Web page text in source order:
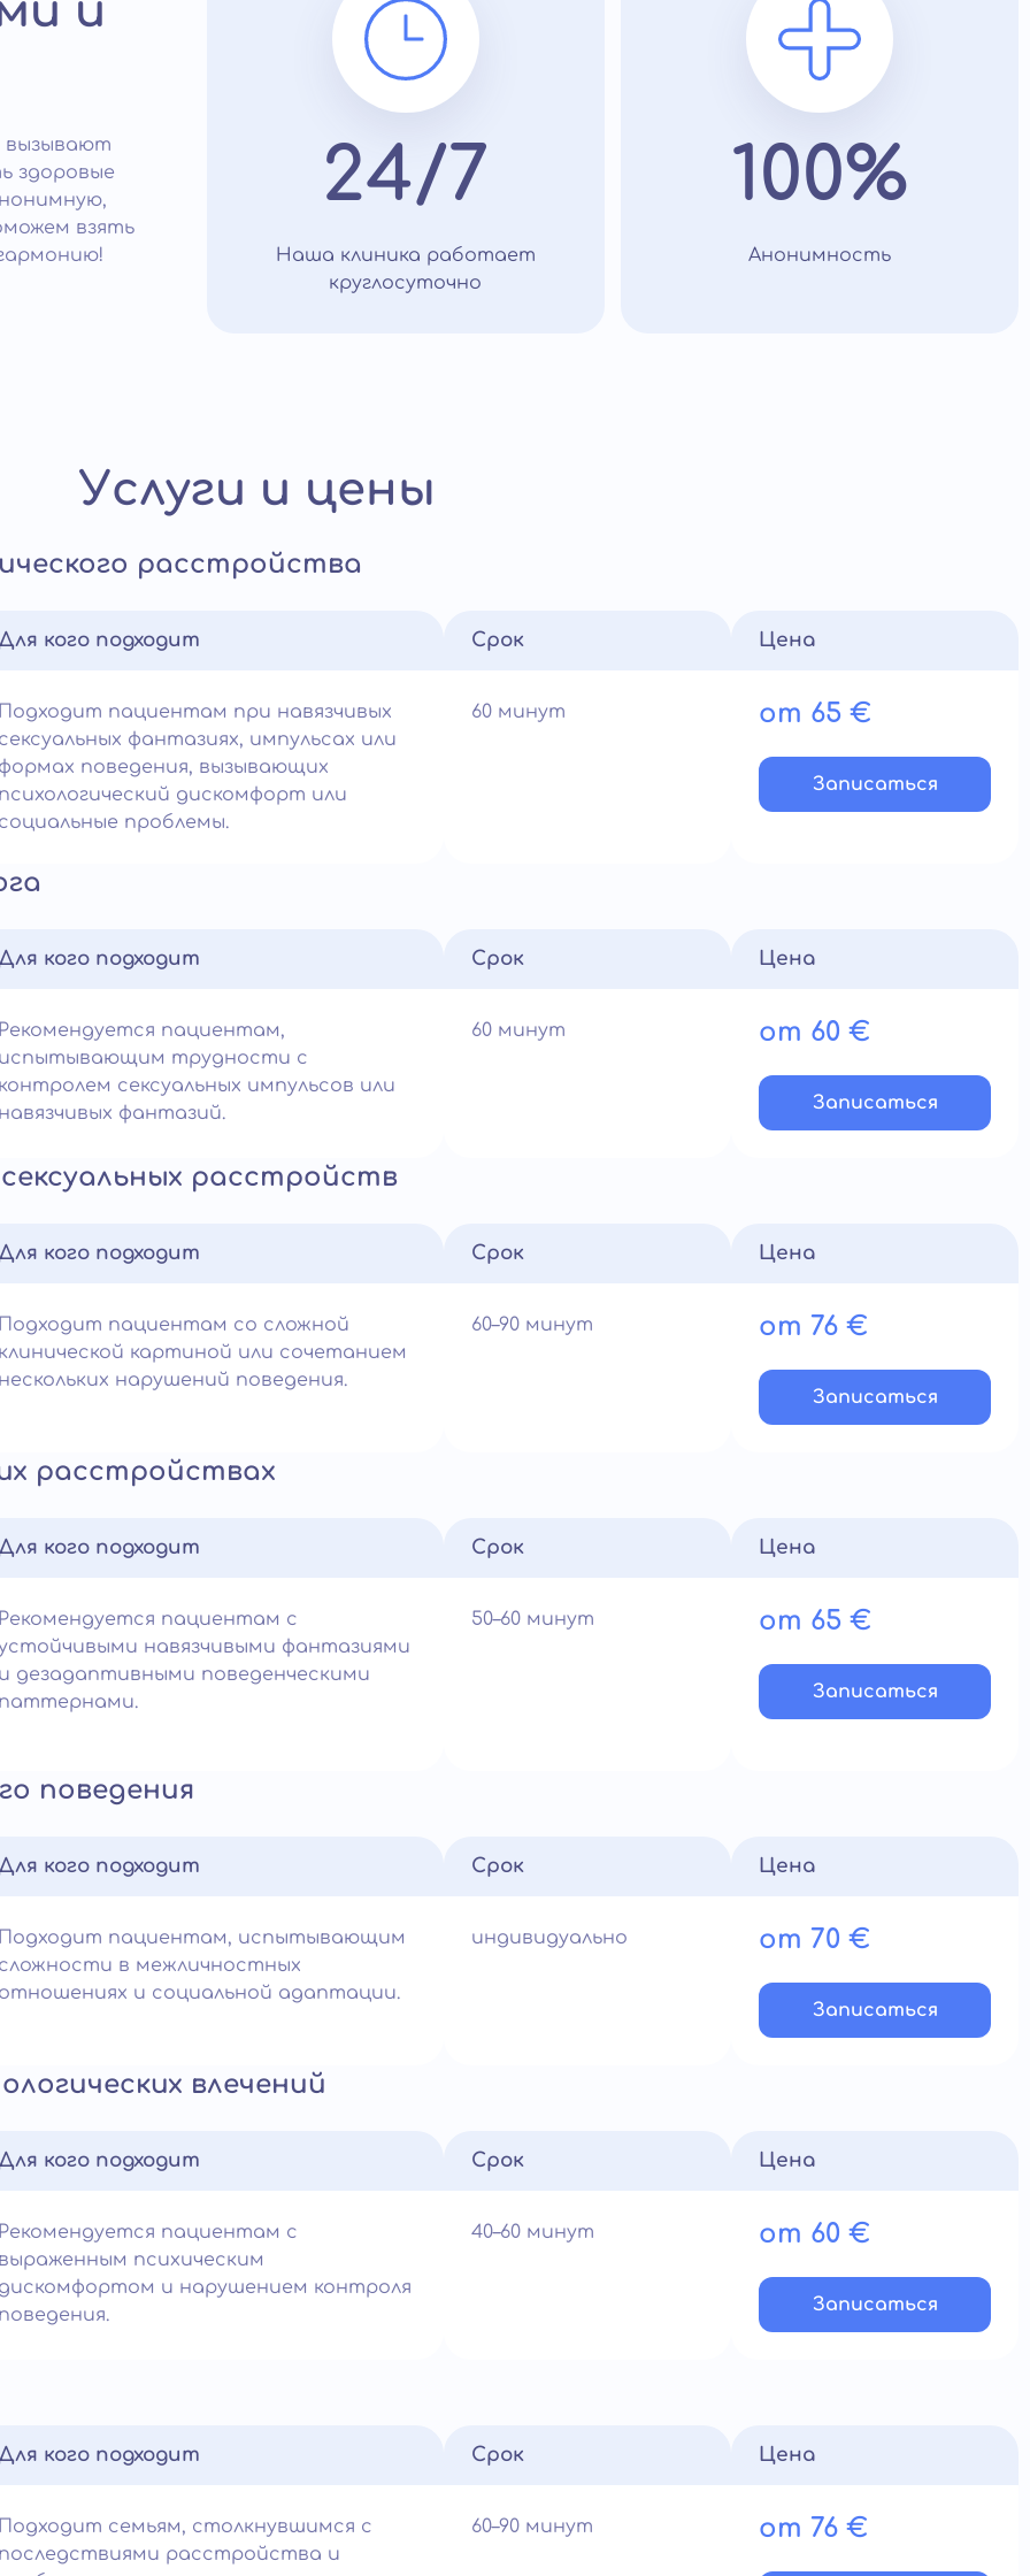
и
вызывают
здоровые
взять
24/7
Наша клиника работает
круглосуточно
100%
Анонимность
Услуги и цены
расстройства
кого подходит
пациентам при навязчивых
фантазиях, импульсах или
поведения, вызывающих
дискомфорт или
проблемы.
Срок
60 минут
Цена
от 65 €
Записатьcя
кого подходит
пациентам,
трудности с
сексуальных импульсов или
фантазий.
Срок
60 минут
Цена
от 60 €
Записатьcя
расстройств
кого подходит
пациентам со сложной
картиной или сочетанием
нарушений поведения.
Срок
60–90 минут
Цена
от 76 €
Записатьcя
расстройствах
кого подходит
пациентам с
навязчивыми фантазиями
дезадаптивными поведенческими
Срок
50–60 минут
Цена
от 65 €
Записатьcя
поведения
кого подходит
пациентам, испытывающим
в межличностных
и социальной адаптации.
Срок
индивидуально
Цена
от 70 €
Записатьcя
влечений
кого подходит
пациентам с
психическим
и нарушением контроля
Срок
40–60 минут
Цена
от 60 €
Записатьcя
кого подходит
семьям, столкнувшимся с
расстройства и
Срок
60–90 минут
Цена
от 76 €